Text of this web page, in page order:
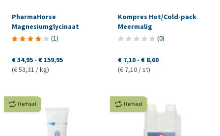
PharmaHorse
Magnesiumglycinaat
(1)
€ 34,95 - € 159,95
(€ 53,31 / kg)
Kompres Hot/Cold-pack
Meermalig
(0)
€ 7,10 - € 8,60
(€ 7,10 / st)
Herhaal Herhaal